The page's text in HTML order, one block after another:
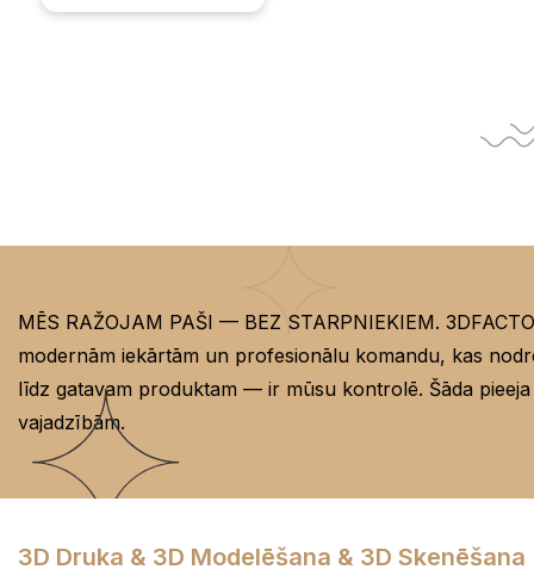
MĒS RAŽOJAM PAŠI — BEZ STARPNIEKIEM.
modernām iekārtām un profesionālu komandu, kas
līdz gatavam produktam — ir mūsu kontrolē. Šāda
vajadzībām.
3D Druka & 3D Modelēšana & 3D Skenēšana